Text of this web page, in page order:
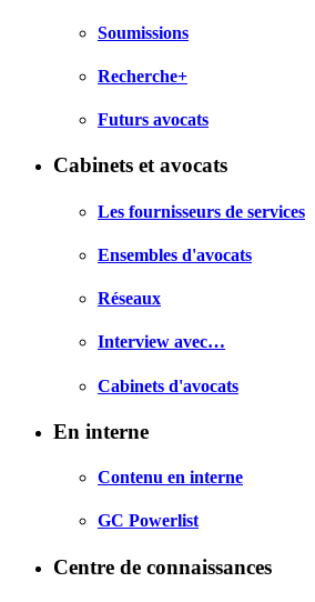
Soumissions
Recherche+
Futurs avocats
Cabinets et avocats
Les fournisseurs de services
Ensembles d'avocats
Réseaux
Interview avec…
Cabinets d'avocats
En interne
Contenu en interne
GC Powerlist
Centre de connaissances